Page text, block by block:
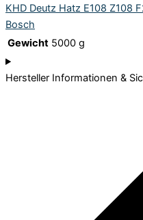
KHD Deutz Hatz E108 Z108
Bosch
Gewicht 5000 g
Hersteller Informationen &